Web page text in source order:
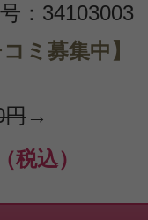
：34103003
コミ募集中】
円→
税込）